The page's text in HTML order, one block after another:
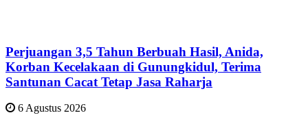
Perjuangan 3,5 Tahun Berbuah Hasil, Anida,
Korban Kecelakaan di Gunungkidul, Terima
Santunan Cacat Tetap Jasa Raharja
6 Agustus 2026